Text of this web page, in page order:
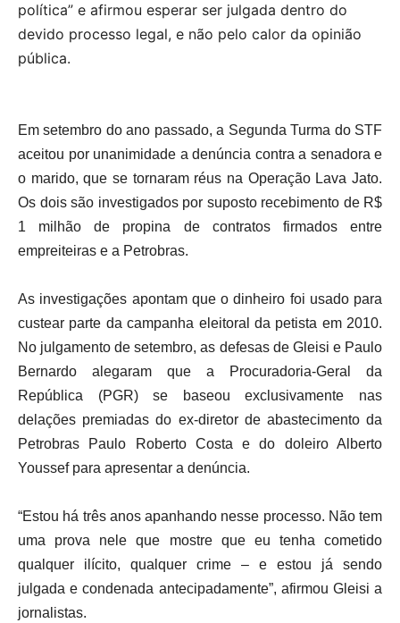
política” e afirmou esperar ser julgada dentro do
devido processo legal, e não pelo calor da opinião
pública.
Em setembro do ano passado, a Segunda Turma do STF
aceitou por unanimidade a denúncia contra a senadora e
o marido, que se tornaram réus na Operação Lava Jato.
Os dois são investigados por suposto recebimento de R$
1 milhão de propina de contratos firmados entre
empreiteiras e a Petrobras.
As investigações apontam que o dinheiro foi usado para
custear parte da campanha eleitoral da petista em 2010.
No julgamento de setembro, as defesas de Gleisi e Paulo
Bernardo alegaram que a Procuradoria-Geral da
República (PGR) se baseou exclusivamente nas
delações premiadas do ex-diretor de abastecimento da
Petrobras Paulo Roberto Costa e do doleiro Alberto
Youssef para apresentar a denúncia.
“Estou há três anos apanhando nesse processo. Não tem
uma prova nele que mostre que eu tenha cometido
qualquer ilícito, qualquer crime – e estou já sendo
julgada e condenada antecipadamente”, afirmou Gleisi a
jornalistas.